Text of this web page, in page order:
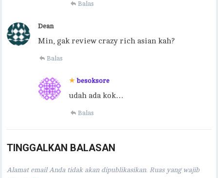
Balas
Dean
Min, gak review crazy rich asian kah?
Balas
besoksore
udah ada kok…
Balas
TINGGALKAN BALASAN
Alamat email Anda tidak akan dipublikasikan. Ruas yang wajib